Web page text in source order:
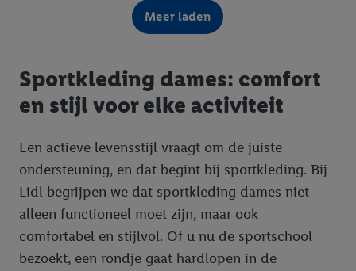
Meer laden
Sportkleding dames: comfort
en stijl voor elke activiteit
Een actieve levensstijl vraagt om de juiste
ondersteuning, en dat begint bij sportkleding. Bij
Lidl begrijpen we dat sportkleding dames niet
alleen functioneel moet zijn, maar ook
comfortabel en stijlvol. Of u nu de sportschool
bezoekt, een rondje gaat hardlopen in de